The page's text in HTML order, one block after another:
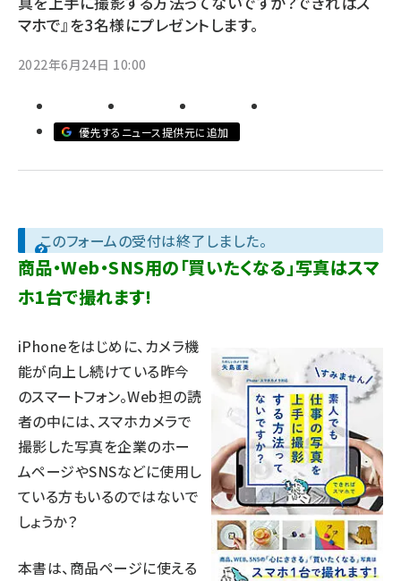
z世代 (1617)
マホで』を3名様にプレゼントします。
2022年6月24日 10:00
優先するニュース提供元に追加
このフォームの受付は終了しました。
商品・Web・SNS用の「買いたくなる」写真はスマ
ホ1台で撮れます!
iPhoneをはじめに、カメラ機
能が向上し続けている昨今
のスマートフォン。Web担の読
者の中には、スマホカメラで
撮影した写真を企業のホー
ムページやSNSなどに使用し
ている方もいるのではないで
しょうか？
本書は、商品ページに使える